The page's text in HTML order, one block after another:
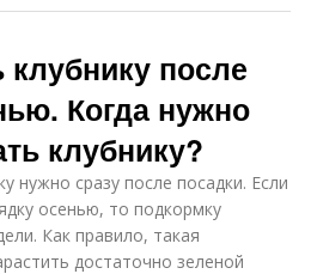
клубнику после
Когда нужно
клубнику?
нужно сразу после посадки. Если
осенью, то подкормку
Как правило, такая
достаточно зеленой